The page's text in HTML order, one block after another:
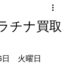
チナ買取
　火曜日